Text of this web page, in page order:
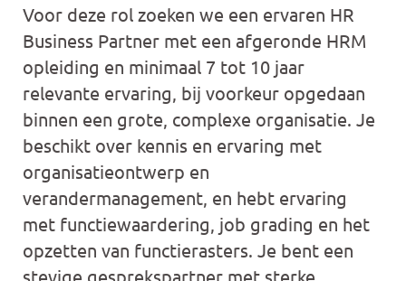
Voor deze rol zoeken we een ervaren HR
Business Partner met een afgeronde HRM
opleiding en minimaal 7 tot 10 jaar
relevante ervaring, bij voorkeur opgedaan
binnen een grote, complexe organisatie. Je
beschikt over kennis en ervaring met
organisatieontwerp en
verandermanagement, en hebt ervaring
met functiewaardering, job grading en het
opzetten van functierasters. Je bent een
stevige gesprekspartner met sterke